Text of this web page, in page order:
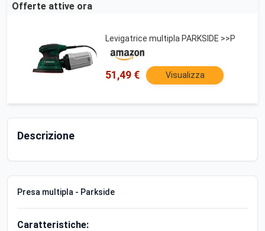
Offerte attive ora
Levigatrice multipla PARKSIDE >>P
51,49 € Visualizza
Descrizione
Presa multipla - Parkside
Caratteristiche: